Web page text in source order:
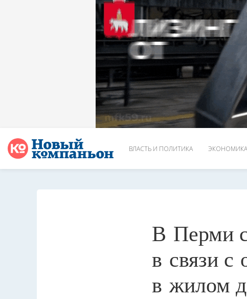
ВЛАСТЬ И ПОЛИТИКА
В Перми
в связи с
в жилом